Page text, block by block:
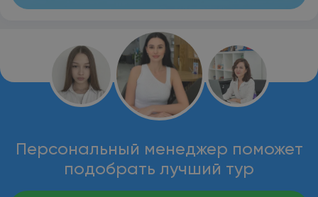
Персональный менеджер поможет
подобрать лучший тур